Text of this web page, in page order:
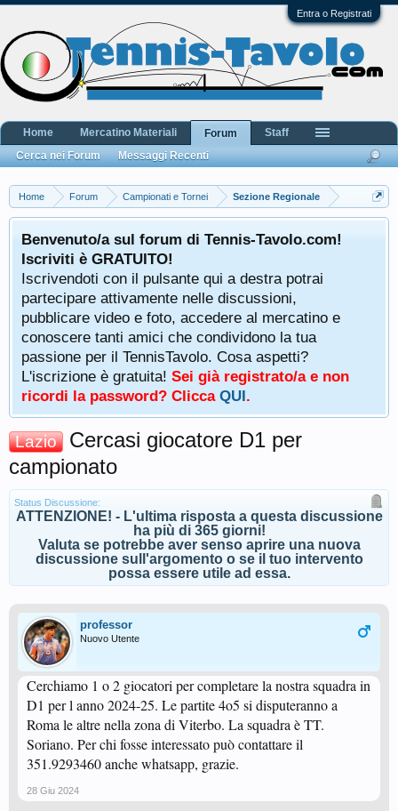
Entra o Registrati
Home Forum Campionati e Tornei Sezione Regionale
Benvenuto/a sul forum di Tennis-Tavolo.com!
Iscriviti è GRATUITO!
Iscrivendoti con il pulsante qui a destra potrai
partecipare attivamente nelle discussioni,
pubblicare video e foto, accedere al mercatino e
conoscere tanti amici che condividono la tua
passione per il TennisTavolo. Cosa aspetti?
L'iscrizione è gratuita! Sei già registrato/a e non
ricordi la password? Clicca QUI.
Lazio
Cercasi giocatore D1 per
campionato
Status Discussione:
ATTENZIONE! - L'ultima risposta a questa discussione
ha più di 365 giorni!
Valuta se potrebbe aver senso aprire una nuova
discussione sull'argomento o se il tuo intervento
possa essere utile ad essa.
professor
Nuovo Utente
Cerchiamo 1 o 2 giocatori per completare la nostra squadra in
D1 per l anno 2024-25. Le partite 4o5 si disputeranno a
Roma le altre nella zona di Viterbo. La squadra è TT.
Soriano. Per chi fosse interessato può contattare il
351.9293460 anche whatsapp, grazie.
28 Giu 2024
Home Mercatino Materiali
Forum
Cerca nei Forum
Messaggi Recenti
Staff